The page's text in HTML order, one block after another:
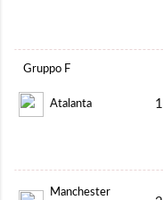
Gruppo F
Atalanta 1
Manchester